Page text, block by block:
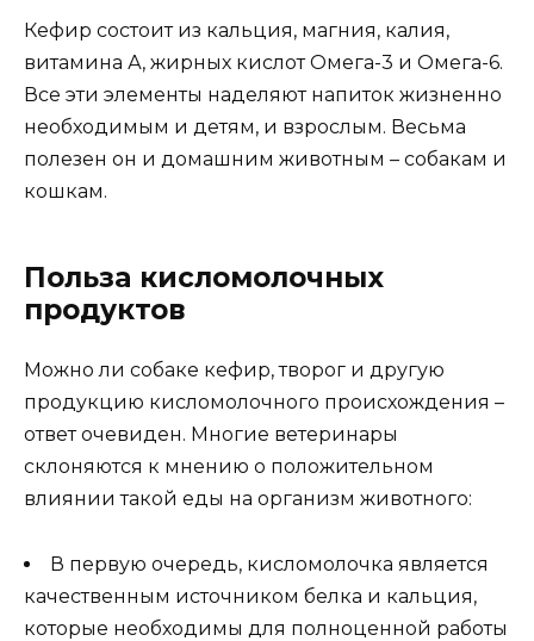
Кефир состоит из кальция, магния, калия,
витамина А, жирных кислот Омега-3 и Омега-6.
Все эти элементы наделяют напиток жизненно
необходимым и детям, и взрослым. Весьма
полезен он и домашним животным – собакам и
кошкам.
Польза кисломолочных
продуктов
Можно ли собаке кефир, творог и другую
продукцию кисломолочного происхождения –
ответ очевиден. Многие ветеринары
склоняются к мнению о положительном
влиянии такой еды на организм животного:
В первую очередь, кисломолочка является
качественным источником белка и кальция,
которые необходимы для полноценной работы